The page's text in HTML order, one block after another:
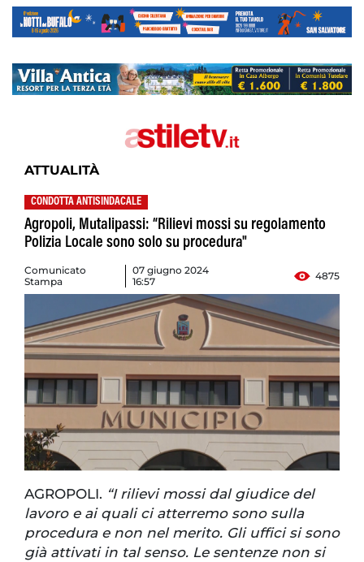
ATTUALITÀ
CONDOTTA ANTISINDACALE
Agropoli, Mutalipassi: “Rilievi mossi su regolamento
Polizia Locale sono solo su procedura"
Comunicato
Stampa
07 giugno 2024
16:57
4875
AGROPOLI. “I rilievi mossi dal giudice del
lavoro e ai quali ci atterremo sono sulla
procedura e non nel merito. Gli uffici si sono
già attivati in tal senso. Le sentenze non si